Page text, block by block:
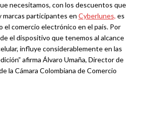
necesitamos, con los descuentos que
marcas participantes en Cyberlunes, es
el comercio electrónico en el país. Por
el dispositivo que tenemos al alcance
influye considerablemente en las
afirma Álvaro Umaña, Director de
la Cámara Colombiana de Comercio